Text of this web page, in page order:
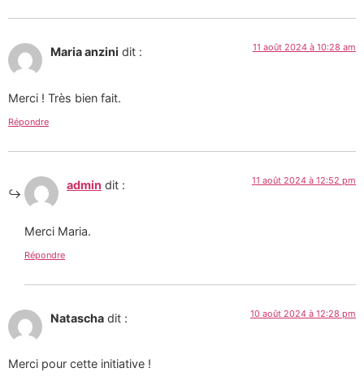
Maria anzini dit : 11 août 2024 à 10:28 am
Merci ! Très bien fait.
Répondre
admin dit : 11 août 2024 à 12:52 pm
Merci Maria.
Répondre
Natascha dit : 10 août 2024 à 12:28 pm
Merci pour cette initiative !